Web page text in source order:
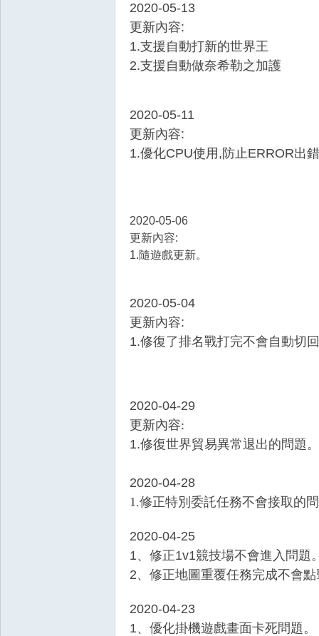
2020-05-13
更新內容:
1.支援自動打新的世界王
2.支援自動做奈希勒之加護
2020-05-11
更新內容:
1.優化CPU使用,防止ERROR出錯
2020-05-06
更新內容:
1.隨遊戲更新。
2020-05-04
更新內容:
1.修復了排名戰打完不會自動切
2020-04-29
更新內容:
1.修復世界貿易異常退出的問題。
2020-04-28
1.修正特別委託任務不會接取的
2020-04-25
1、修正1v1競技場不會進入問題
2、修正地圖重覆任務完成不會
2020-04-23
1、優化掛機遊戲畫面卡死問題。